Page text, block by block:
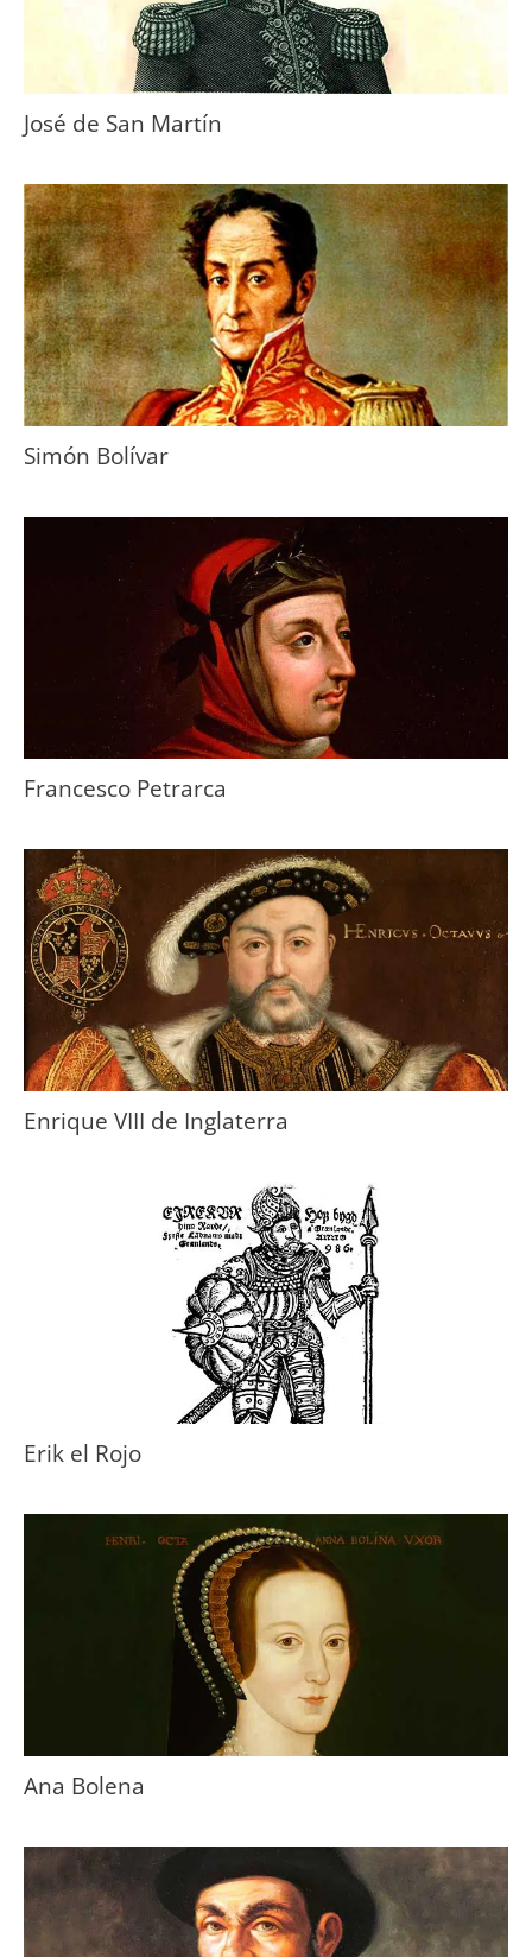
José de San Martín
Simón Bolívar
Francesco Petrarca
Enrique VIII de Inglaterra
Erik el Rojo
Ana Bolena